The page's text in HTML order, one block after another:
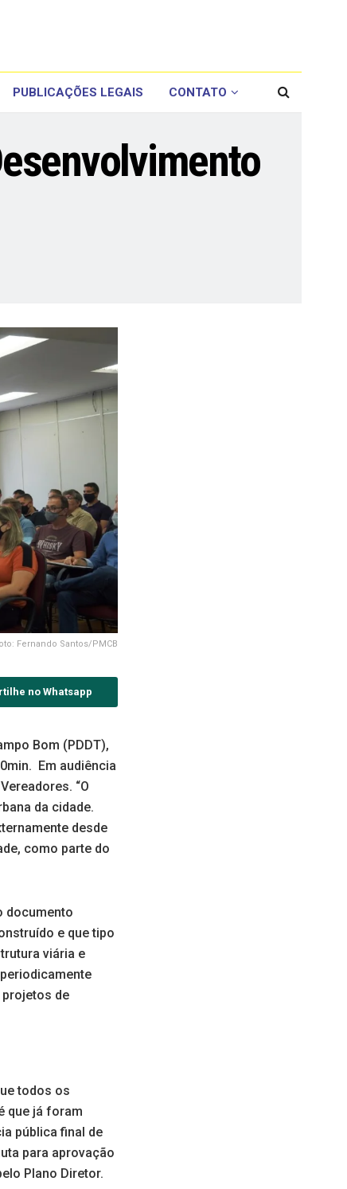
PUBLICAÇÕES LEGAIS CONTATO
Fernando Santos/PMCB
no Whatsapp
Bom (PDDT),
Em audiência
“O
da cidade.
desde
como parte do
documento
e que tipo
viária e
de
todos os
que já foram
pública final de
para aprovação
Plano Diretor.